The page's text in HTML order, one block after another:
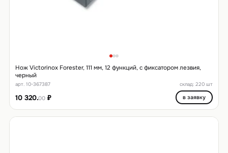
Нож Victorinox Forester, 111 мм, 12 функций, с фиксатором лезвия,
черный
арт. 10-367387 склад: 220 шт
10 320.00₽ в заявку